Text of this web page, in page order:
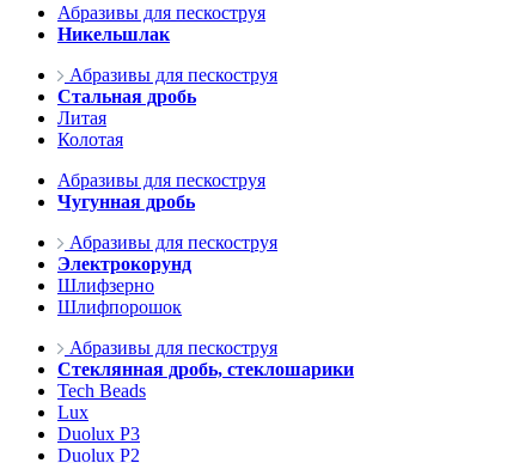
Абразивы для пескоструя
Никельшлак
Абразивы для пескоструя
Стальная дробь
Литая
Колотая
Абразивы для пескоструя
Чугунная дробь
Абразивы для пескоструя
Электрокорунд
Шлифзерно
Шлифпорошок
Абразивы для пескоструя
Стеклянная дробь, стеклошарики
Tech Beads
Lux
Duolux P3
Duolux P2